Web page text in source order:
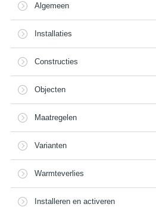
Algemeen
Installaties
Constructies
Objecten
Maatregelen
Varianten
Warmteverlies
Installeren en activeren